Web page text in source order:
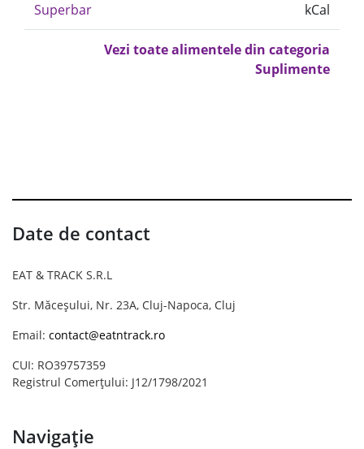
Superbar
kCal
Vezi toate alimentele din categoria
Suplimente
Date de contact
EAT & TRACK S.R.L
Str. Măceșului, Nr. 23A, Cluj-Napoca, Cluj
Email: contact@eatntrack.ro
CUI: RO39757359
Registrul Comerțului: J12/1798/2021
Navigație